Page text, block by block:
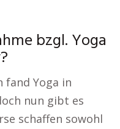
bzgl. Yoga
fand Yoga in
nun gibt es
schaffen sowohl